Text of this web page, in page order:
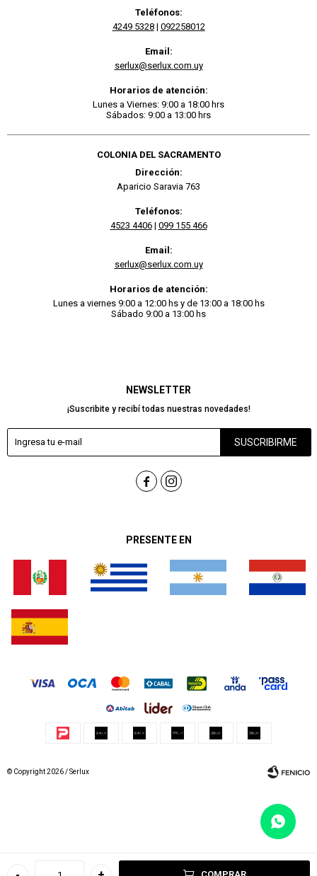
PRESENTE EN
NEWSLETTER
¡Suscribite y recibí todas nuestras novedades!
SUSCRIBIRME
 
Teléfonos:
4249 5328| 092258012
Email:
serlux@serlux.com.uy
Horarios de atención:
Lunes a Viernes: 9:00 a 18:00 hrs
Sábados: 9:00 a 13:00 hrs
COLONIA DEL SACRAMENTO
Dirección:
Aparicio Saravia 763
Teléfonos:
4523 4406| 099 155 466
Email:
serlux@serlux.com.uy
Horarios de atención:
Lunes a viernes 9:00 a 12:00 hs y de 13:00 a 18:00 hs
Sábado 9:00 a 13:00 hs
© Copyright 2026 / Serlux